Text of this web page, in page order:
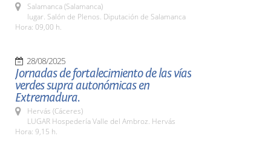
Salamanca (Salamanca)
lugar. Salón de Plenos. Diputación de Salamanca
Hora: 09,00 h.
28/08/2025
Jornadas de fortalecimiento de las vías
verdes supra autonómicas en
Extremadura.
Hervás (Cáceres)
LUGAR Hospedería Valle del Ambroz. Hervás
Hora: 9,15 h.